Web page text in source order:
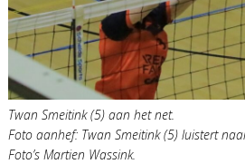
Twan Smeitink (5) aan het net.
Foto aanhef: Twan Smeitink (5) luistert
Foto’s Martien Wassink.